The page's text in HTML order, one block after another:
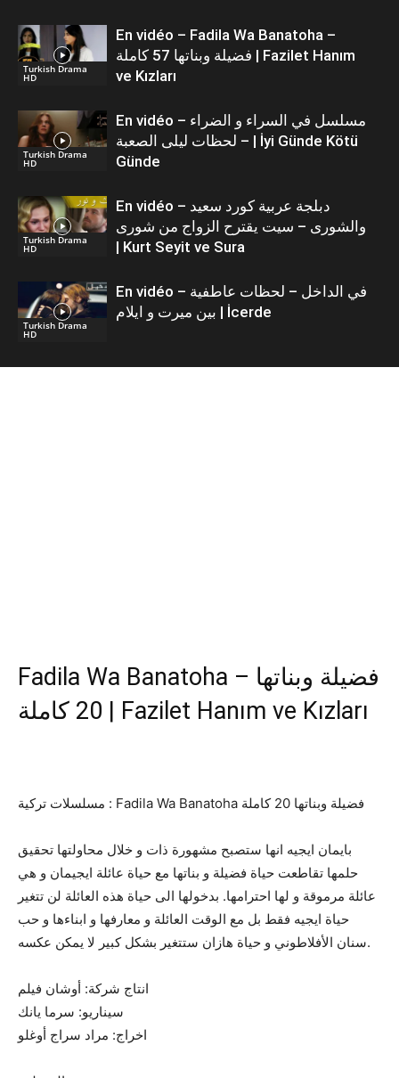
Turkish Drama
HD
En vidéo – Fadila Wa Banatoha –
فضيلة وبناتها 57 كاملة | Fazilet Hanım
ve Kızları
Turkish Drama
HD
En vidéo – مسلسل في السراء و الضراء
– لحظات ليلى الصعبة | İyi Günde Kötü
Günde
Turkish Drama
HD
En vidéo – دبلجة عربية كورد سعيد
والشورى – سيت يقترح الزواج من شورى
| Kurt Seyit ve Sura
Turkish Drama
HD
En vidéo – في الداخل – لحظات عاطفية
بين ميرت و ايلام | İcerde
Fadila Wa Banatoha – فضيلة وبناتها
20 كاملة | Fazilet Hanım ve Kızları
مسلسلات تركية : Fadila Wa Banatoha فضيلة وبناتها 20 كاملة
بايمان ايجيه انها ستصبح مشهورة ذات و خلال محاولتها تحقيق
حلمها تقاطعت حياة فضيلة و بناتها مع حياة عائلة ايجيمان و هي
عائلة مرموقة و لها احترامها. بدخولها الى حياة هذه العائلة لن تتغير
حياة ايجيه فقط بل مع الوقت العائلة و معارفها و ابناءها و حب
سنان الأفلاطوني و حياة هازان ستتغير بشكل كبير لا يمكن عكسه.
انتاج شركة: أوشان فيلم
سيناريو: سرما يانك
اخراج: مراد سراج أوغلو